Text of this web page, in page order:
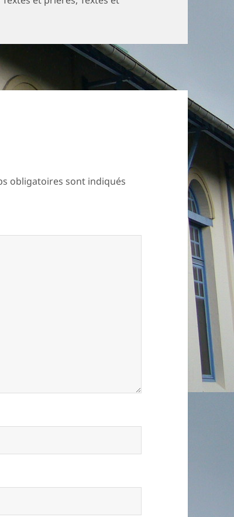
obligatoires sont indiqués